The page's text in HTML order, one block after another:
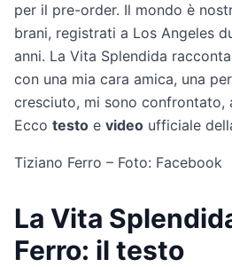
per il pre-order. Il mondo è
brani, registrati a Los Angeles
anni. La Vita Splendida
con una mia cara amica, una
cresciuto, mi sono confrontato,
Ecco testo e video ufficiale
Tiziano Ferro – Foto: Facebook
La Vita
Ferro: il testo